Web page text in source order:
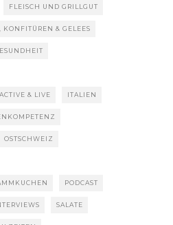
FLEISCH UND GRILLGUT
KONFITÜREN & GELEES
& LIVE ITALIEN
OSTSCHWEIZ
PODCAST
SALATE